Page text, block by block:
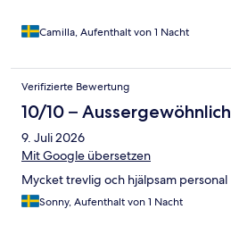
Camilla, Aufenthalt von 1 Nacht
Verifizierte Bewertung
10/10 – Aussergewöhnlich
9. Juli 2026
Mit Google übersetzen
Mycket trevlig och hjälpsam personal
Sonny, Aufenthalt von 1 Nacht